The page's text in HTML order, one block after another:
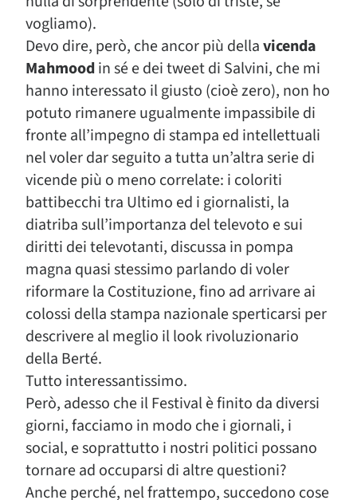
vogliamo).
Devo dire, però, che ancor più dellavicenda
Mahmoodin sé e dei tweet di Salvini, che mi
hanno interessato il giusto (cioè zero), non ho
potuto rimanere ugualmente impassibile di
fronte all’impegno di stampa ed intellettuali
nel voler dar seguito a tutta un’altra serie di
vicende più o meno correlate: i coloriti
battibecchi tra Ultimo ed i giornalisti, la
diatriba sull’importanza del televoto e sui
diritti dei televotanti, discussa in pompa
magna quasi stessimo parlando di voler
riformare la Costituzione, fino ad arrivare ai
colossi della stampa nazionale sperticarsi per
descrivere al meglio il look rivoluzionario
della Berté.
Tutto interessantissimo.
Però, adesso che il Festival è finito da diversi
giorni, facciamo in modo che i giornali, i
social, e soprattutto i nostri politici possano
tornare ad occuparsi di altre questioni?
Anche perché, nel frattempo, succedono cose